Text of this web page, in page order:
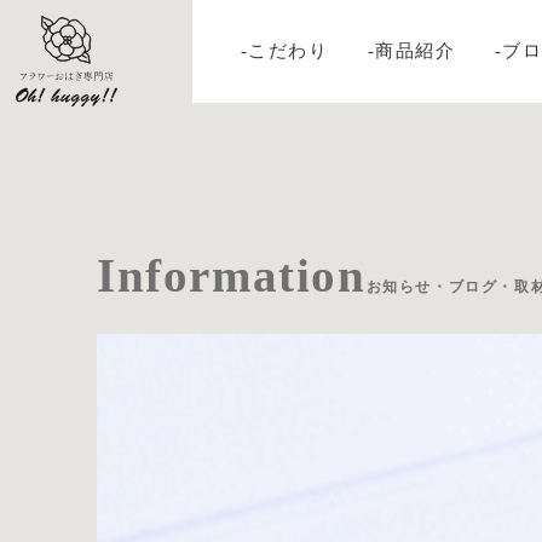
-こだわり -商品紹介 -ブ
Information お知らせ・ブログ・取